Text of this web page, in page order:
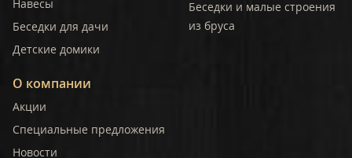
Навесы
Беседки для дачи
Детские домики
Беседки и малые строения
из бруса
О компании
Акции
Специальные предложения
Новости